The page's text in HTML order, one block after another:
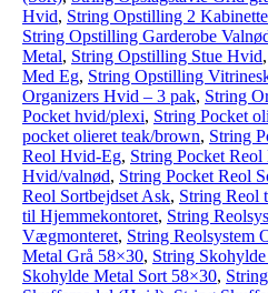
Hvid, String Opstilling 2
String Opstilling Garderobe
Metal, String Opstilling Stue Hvid,
Med Eg, String Opstilling
Organizers Hvid – 3 pak, String
Pocket hvid/plexi, String Pocket
pocket olieret teak/brown, String
Reol Hvid-Eg, String Pocket
Hvid/valnød, String Pocket Reol
Reol Sortbejdset Ask, String Reol
til Hjemmekontoret, String
Vægmonteret, String Reolsystem
Metal Grå 58×30, String
Skohylde Metal Sort 58×30,